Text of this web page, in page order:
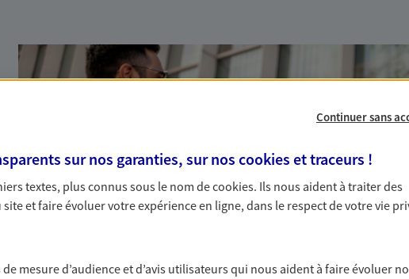
Continuer sans
sur nos garanties, sur noscookies et traceurs !
textes, plus connus sous le nom decookies. Ils nous aident à traiter des
et faire évoluer votre expérience en ligne, dans le respect de votre vie
de mesure d’audience et d’avis utilisateurs qui nous aident à faire évoluer